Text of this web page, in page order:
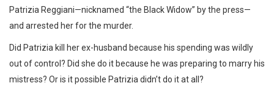
Patrizia Reggiani—nicknamed “the Black Widow” by the press—
and arrested her for the murder.
Did Patrizia kill her ex-husband because his spending was wildly
out of control? Did she do it because he was preparing to marry his
mistress? Or is it possible Patrizia didn’t do it at all?